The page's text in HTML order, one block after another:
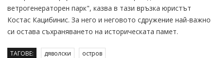
ветрогенераторен парк", казва в тази връзка юристът
Костас Кацибинис. За него и неговото сдружение най-важно
си остава съхраняването на историческата памет.
ТАГОВЕ: дяволски остров